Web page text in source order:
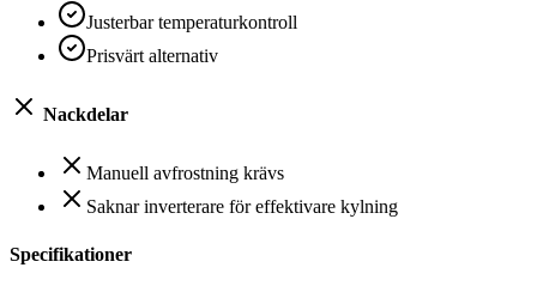
Justerbar temperaturkontroll
Prisvärt alternativ
Nackdelar
Manuell avfrostning krävs
Saknar inverterare för effektivare kylning
Specifikationer